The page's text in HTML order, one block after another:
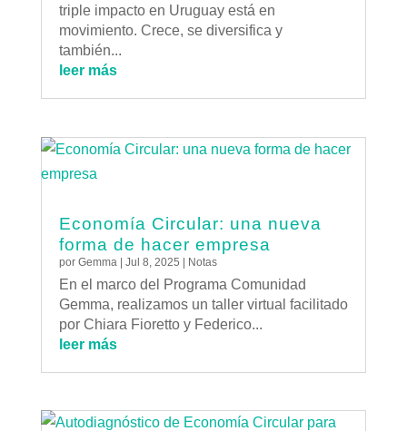
triple impacto en Uruguay está en
movimiento. Crece, se diversifica y
también...
leer más
Economía Circular: una nueva
forma de hacer empresa
por Gemma | Jul 8, 2025 | Notas
En el marco del Programa Comunidad
Gemma, realizamos un taller virtual facilitado
por Chiara Fioretto y Federico...
leer más